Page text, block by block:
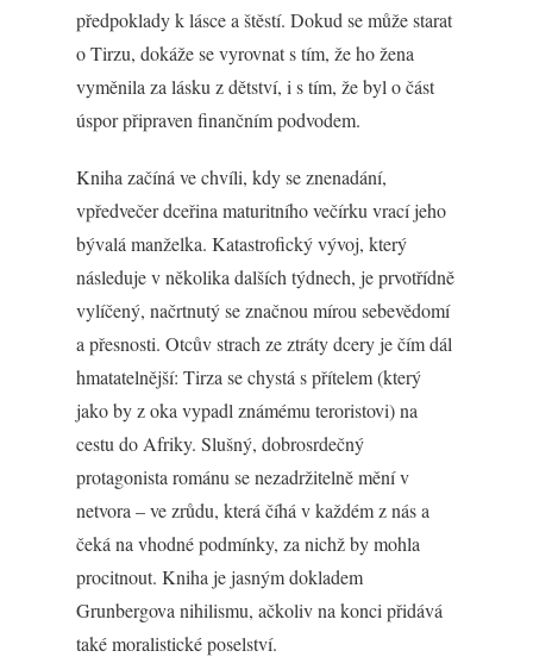
předpoklady k lásce a štěstí. Dokud se může starat
o Tirzu, dokáže se vyrovnat s tím, že ho žena
vyměnila za lásku z dětství, i s tím, že byl o část
úspor připraven finančním podvodem.
Kniha začíná ve chvíli, kdy se znenadání,
vpředvečer dceřina maturitního večírku vrací jeho
bývalá manželka. Katastrofický vývoj, který
následuje v několika dalších týdnech, je prvotřídně
vylíčený, načrtnutý se značnou mírou sebevědomí
a přesnosti. Otcův strach ze ztráty dcery je čím dál
hmatatelnější: Tirza se chystá s přítelem (který
jako by z oka vypadl známému teroristovi) na
cestu do Afriky. Slušný, dobrosrdečný
protagonista románu se nezadržitelně mění v
netvora – ve zrůdu, která číhá v každém z nás a
čeká na vhodné podmínky, za nichž by mohla
procitnout. Kniha je jasným dokladem
Grunbergova nihilismu, ačkoliv na konci přidává
také moralistické poselství.